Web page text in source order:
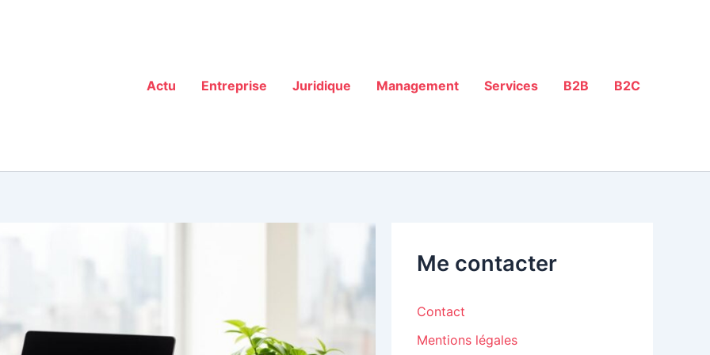
Actu Entreprise Juridique Management Services B2B B2C
Me contacter
Contact
Mentions légales